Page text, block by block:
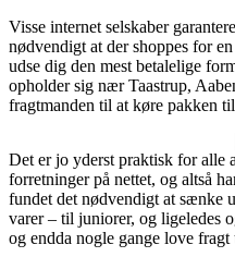
Visse internet selskaber
nødvendigt at der shoppes for
udse dig den mest betalelige
opholder sig nær Taastrup,
fragtmanden til at køre pakken
Det er jo yderst praktisk for alle
forretninger på nettet, og altså
fundet det nødvendigt at sænke
varer – til juniorer, og ligeledes
og endda nogle gange love fragt